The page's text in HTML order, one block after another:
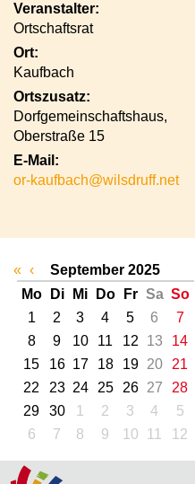
Veranstalter:
Ortschaftsrat
Ort:
Kaufbach
Ortszusatz:
Dorfgemeinschaftshaus,
Oberstraße 15
E-Mail:
or-kaufbach@wilsdruff.net
« ‹
September 2025
Mo
Di Mi Do Fr Sa So
1
2 3 4 5 6
7
8
9 10 11 12 13
14
15
16 17 18 19 20
21
22
23 24 25 26 27
28
29
30 1 2 3 4
5
6
7 8 9 10 11 12